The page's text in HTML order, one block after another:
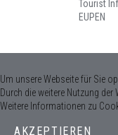
Tourist
EUPEN
Um unsere Webseite für Sie
Durch die weitere Nutzung
Weitere Informationen zu
AKZEPTIEREN